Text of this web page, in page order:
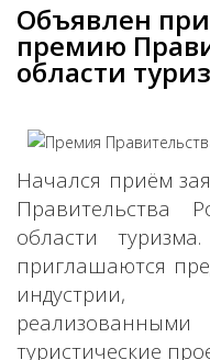
Объявлен
премию
области
Начался приём
Правительства
области
приглашаются
индустрии,
туристические